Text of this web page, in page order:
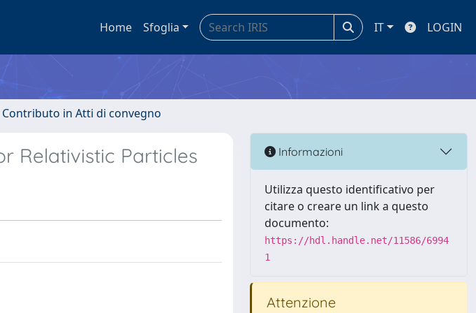
Home Sfoglia IT LOGIN
Contributo in Atti di convegno
Relativistic Particles Informazioni
Utilizza questo identificativo per
citare o creare un link a questo
documento:
https://hdl.handle.net/11586/6994
1
Attenzione